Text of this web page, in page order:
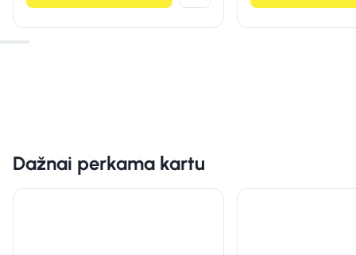
Dažnai perkama kartu